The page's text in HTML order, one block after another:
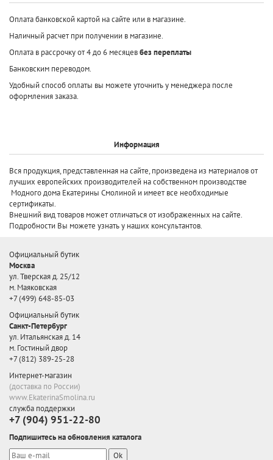
Оплата банковской картой на сайте или в магазине.
Наличный расчет при получении в магазине.
Оплата в рассрочку от 4 до 6 месяцевбез переплаты
Банковским переводом.
Удобный способ оплаты вы можете уточнить у менеджера после
оформления заказа.
Информация
Вся продукция, представленная на сайте, произведена из материалов от
лучших европейских производителей на собственном производстве
Модного дома Екатерины Смолиной и имеет все необходимые
сертификаты.
Внешний вид товаров может отличаться от изображенных на сайте.
Подробности Вы можете узнать у наших консультантов.
Официальный бутик
Москва
ул. Тверская д. 25/12
м. Маяковская
+7 (499) 648-85-03
Официальный бутик
Санкт-Петербург
ул. Итальянская д. 14
м. Гостиный двор
+7 (812) 389-25-28
Интернет-магазин
(доставка по России)
www.EkaterinaSmolina.ru
служба поддержки
+7 (904) 951-22-80
Подпишитесь на обновления каталога
Ok